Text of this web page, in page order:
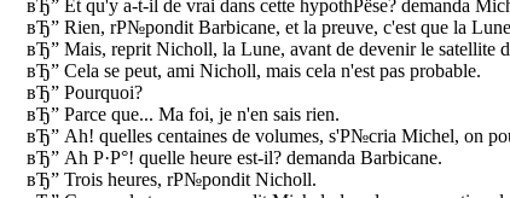
вЂ” Et qu'y a-t-il de vrai dans cette hypothРёse? demanda
вЂ” Rien, rР№pondit Barbicane, et la preuve, c'est que la
вЂ” Mais, reprit Nicholl, la Lune, avant de devenir le satellite
вЂ” Cela se peut, ami Nicholl, mais cela n'est pas probable.
вЂ” Pourquoi?
вЂ” Parce que... Ma foi, je n'en sais rien.
вЂ” Ah! quelles centaines de volumes, s'Р№cria Michel, on
вЂ” Ah Р·Р°! quelle heure est-il? demanda Barbicane.
вЂ” Trois heures, rР№pondit Nicholl.